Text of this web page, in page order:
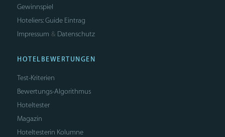
Gewinnspiel
Hoteliers: Guide Eintrag
Impressum & Datenschutz
HOTELBEWERTUNGEN
Test-Kriterien
Bewertungs-Algorithmus
Hoteltester
Magazin
Hoteltesterin Kolumne